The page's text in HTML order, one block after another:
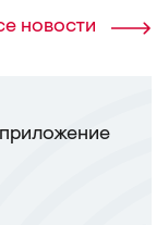
новости